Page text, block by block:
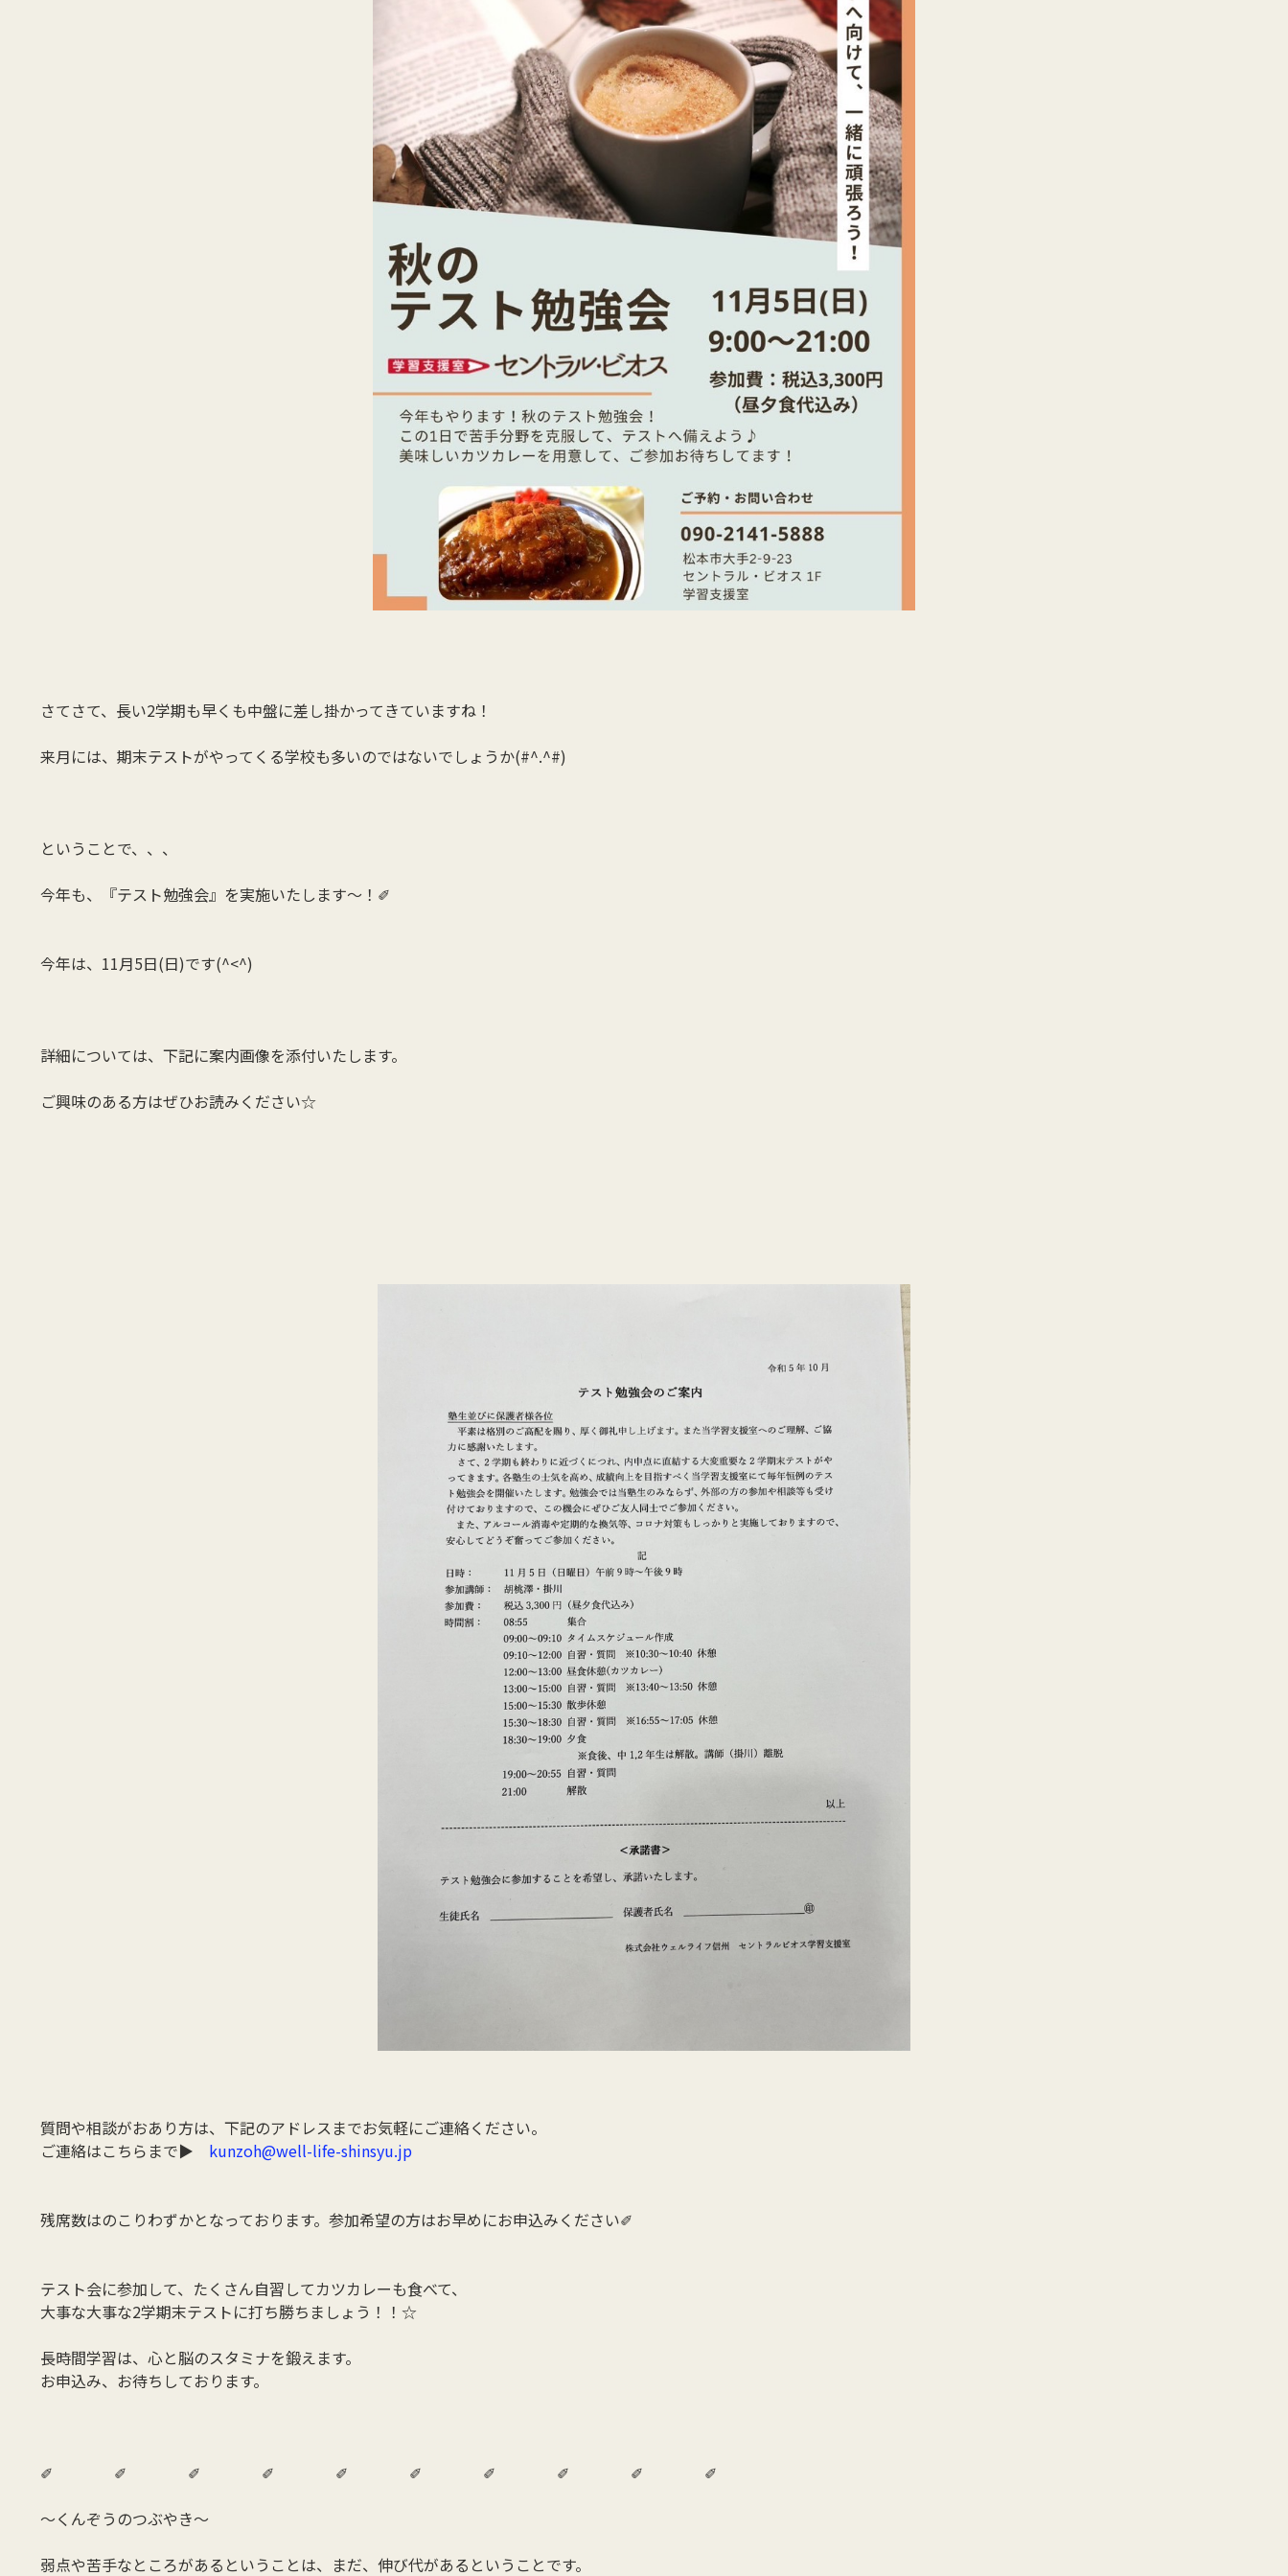
さてさて、長い2学期も早くも中盤に差し掛かってきていますね！
来月には、期末テストがやってくる学校も多いのではないでしょうか(#^.^#)
ということで、、、
今年も、『テスト勉強会』を実施いたします～！✐
今年は、11月5日(日)です(^<^)
詳細については、下記に案内画像を添付いたします。
ご興味のある方はぜひお読みください☆
質問や相談がおあり方は、下記のアドレスまでお気軽にご連絡ください。
ご連絡はこちらまで▶ kunzoh@well-life-shinsyu.jp
残席数はのこりわずかとなっております。参加希望の方はお早めにお申込みください✐
テスト会に参加して、たくさん自習してカツカレーも食べて、
大事な大事な2学期末テストに打ち勝ちましょう！！☆
長時間学習は、心と脳のスタミナを鍛えます。
お申込み、お待ちしております。
✐ ✐ ✐ ✐ ✐ ✐ ✐ ✐ ✐ ✐
～くんぞうのつぶやき～
弱点や苦手なところがあるということは、まだ、伸び代があるということです。